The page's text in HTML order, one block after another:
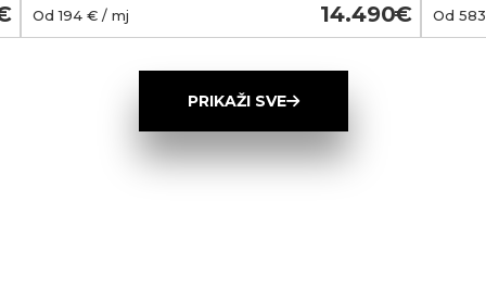
Od194€ / mj 14.490 Od 583
PRIKAŽI SVE